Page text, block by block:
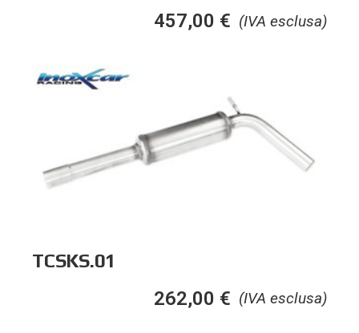
(IVA esclusa)
457,00 €
TCSKS.01
(IVA esclusa)
262,00 €